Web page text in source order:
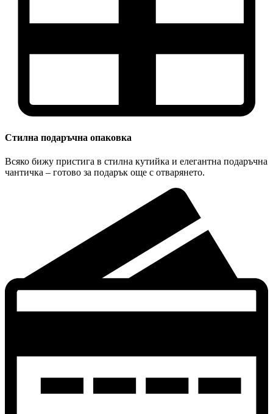
Стилна подаръчна опаковка
Всяко бижу пристига в стилна кутийка и елегантна подаръчна
чантичка – готово за подарък още с отварянето.